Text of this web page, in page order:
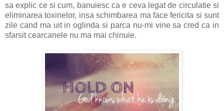
sa explic ce si cum, banuiesc ca e ceva legat de circulatie si
eliminarea toxinelor, insa schimbarea ma face fericita si sunt
zile cand ma uit in oglinda si parca nu-mi vine sa cred ca in
sfarsit cearcanele nu ma mai chinuie.